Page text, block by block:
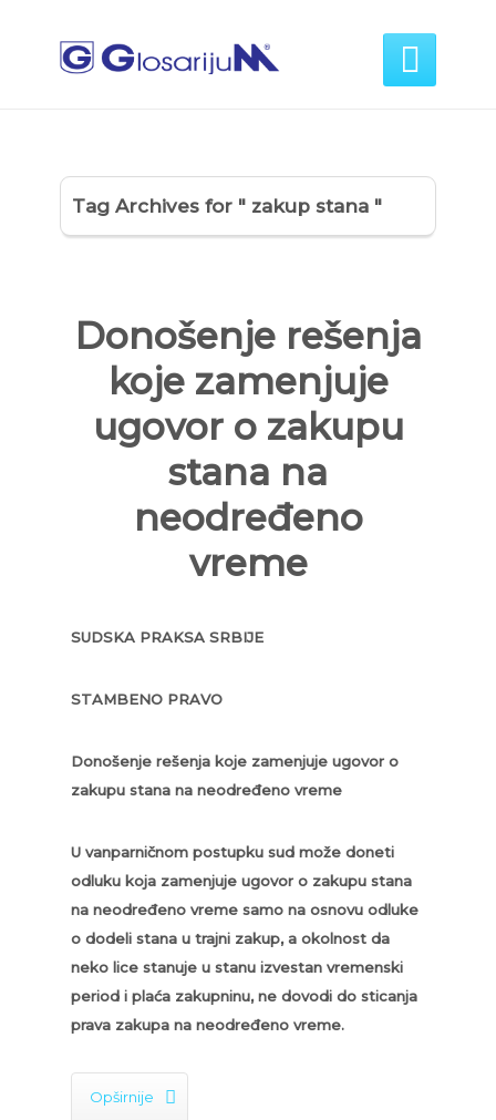

Tag Archives for " zakup stana "
Donošenje rešenja
koje zamenjuje
ugovor o zakupu
stana na
neodređeno
vreme
SUDSKA PRAKSA SRBIJE
STAMBENO PRAVO
Donošenje rešenja koje zamenjuje ugovor o
zakupu stana na neodređeno vreme
U vanparničnom postupku sud može doneti
odluku koja zamenjuje ugovor o zakupu stana
na neodređeno vreme samo na osnovu odluke
o dodeli stana u trajni zakup, a okolnost da
neko lice stanuje u stanu izvestan vremenski
period i plaća zakupninu, ne dovodi do sticanja
prava zakupa na neodređeno vreme.
Opširnije 